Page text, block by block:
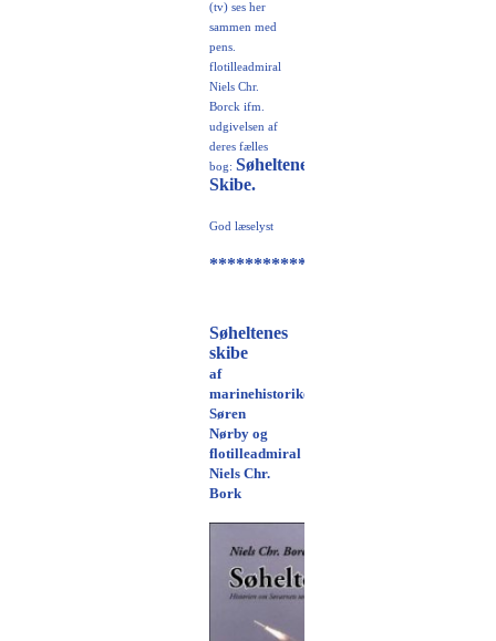
(tv) ses her
sammen med
pens.
flotilleadmiral
Niels Chr.
Borck ifm.
udgivelsen af
deres fælles
bog: Søheltenes
Skibe.
God læselyst
Søheltenes
skibe
af
marinehistoriker
Søren
Nørby og
flotilleadmiral
Niels Chr.
Bork